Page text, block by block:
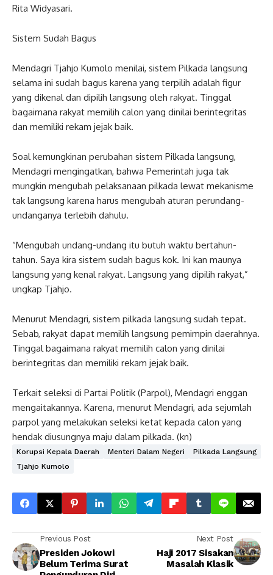
Rita Widyasari.
Sistem Sudah Bagus
Mendagri Tjahjo Kumolo menilai, sistem Pilkada langsung
selama ini sudah bagus karena yang terpilih adalah figur
yang dikenal dan dipilih langsung oleh rakyat. Tinggal
bagaimana rakyat memilih calon yang dinilai berintegritas
dan memiliki rekam jejak baik.
Soal kemungkinan perubahan sistem Pilkada langsung,
Mendagri mengingatkan, bahwa Pemerintah juga tak
mungkin mengubah pelaksanaan pilkada lewat mekanisme
tak langsung karena harus mengubah aturan perundang-
undanganya terlebih dahulu.
“Mengubah undang-undang itu butuh waktu bertahun-
tahun. Saya kira sistem sudah bagus kok. Ini kan maunya
langsung yang kenal rakyat. Langsung yang dipilih rakyat,”
ungkap Tjahjo.
Menurut Mendagri, sistem pilkada langsung sudah tepat.
Sebab, rakyat dapat memilih langsung pemimpin daerahnya.
Tinggal bagaimana rakyat memilih calon yang dinilai
berintegritas dan memiliki rekam jejak baik.
Terkait seleksi di Partai Politik (Parpol), Mendagri enggan
mengaitakannya. Karena, menurut Mendagri, ada sejumlah
parpol yang melakukan seleksi ketat kepada calon yang
hendak diusungnya maju dalam pilkada. (kn)
Korupsi Kepala Daerah Menteri Dalam Negeri
Pilkada Langsung
Tjahjo Kumolo
Previous Post
Presiden Jokowi
Belum Terima Surat
Next Post
Haji 2017 Sisakan
Masalah Klasik